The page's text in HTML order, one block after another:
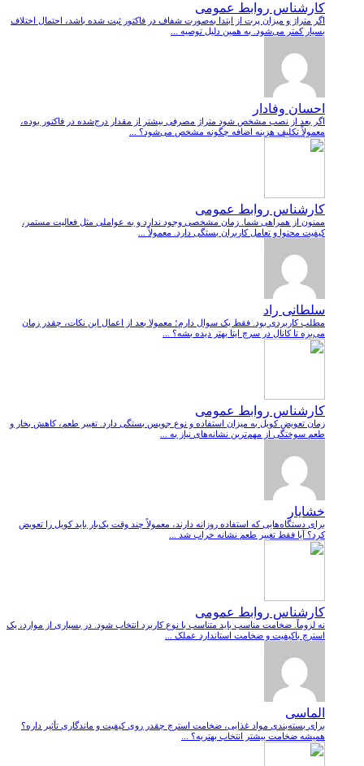
کارشناس روابط عمومی
اگر متراژ و میزان پرت از ابتدا به‌صورت شفاف در فاکتور ثبت شده باشد، احتمال اختلاف
بسیار کمتر می‌شود. به همین دلیل توصیه ...
احسان وفادار
اگر بعد از نصب مشخص شود متراژ مصرفی بیشتر از مقدار درج‌شده در فاکتور بوده،
معمولاً تکلیف هزینه اضافه چگونه مشخص می‌شود؟ ...
کارشناس روابط عمومی
ممنون از همراهی شما. زمان مشخصی وجود ندارد و به عواملی مثل فعالیت مستمر،
کیفیت محتوا و تعامل کاربران بستگی دارد. معمولاً ...
سلطانی راد
مطلب کاربردی بود. فقط یک سوال دارم؛ معمولا بعد از اعمال این نکات، چقدر زمان
می‌بره تا کانال در سرچ ایتا بهتر دیده بشه؟ ...
کارشناس روابط عمومی
زمان تعویض کویل به میزان استفاده و نوع جویس بستگی دارد. تغییر طعم، کاهش بخار و
طعم سوختگی از مهم‌ترین نشانه‌های نیاز به ...
خشایار
برای دستگاه‌هایی که استفاده روزانه دارند، معمولاً چند وقت یک‌بار باید کویل را تعویض
کرد؟ آیا فقط تغییر طعم نشانه خراب شد ...
کارشناس روابط عمومی
نه لزوماً. ضخامت مناسب باید متناسب با نوع کاربرد انتخاب شود. در بسیاری از موارد، یک
استرچ باکیفیت و ضخامت استاندارد عملک ...
الماسی
برای بسته‌بندی مواد غذایی، ضخامت استرچ چقدر روی کیفیت و ماندگاری تأثیر داره؟
همیشه ضخامت بیشتر انتخاب بهتریه؟ ...